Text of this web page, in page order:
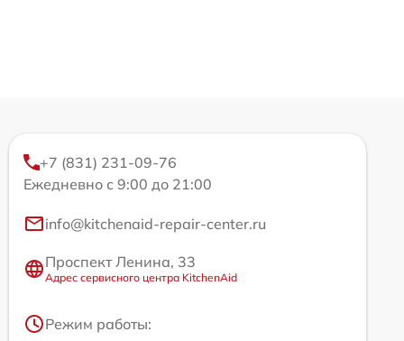
+7 (831) 231-09-76
Ежедневно с 9:00 до 21:00
info@kitchenaid-repair-center.ru
Проспект Ленина, 33
Адрес сервисного центра KitchenAid
Режим работы: